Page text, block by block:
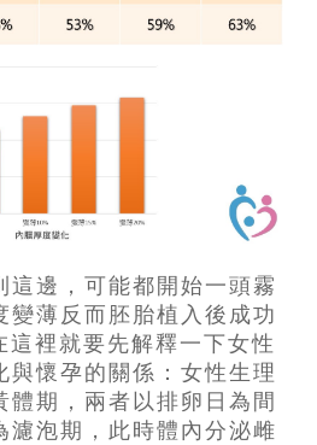
這邊，可能都開始一頭霧
變薄反而胚胎植入後成功
裡就要先解釋一下女性
與懷孕的關係：女性生理
體期，兩者以排卵日為間
濾泡期，此時體內分泌雌